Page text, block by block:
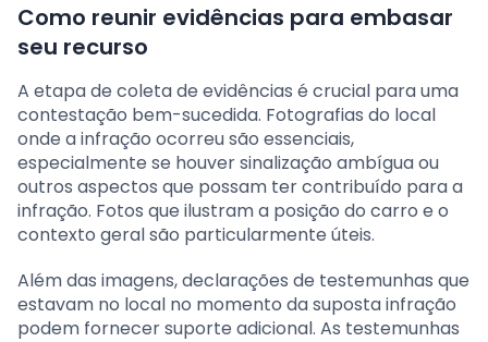
Como reunir evidências para embasar
seu recurso
A etapa de coleta de evidências é crucial para uma
contestação bem-sucedida. Fotografias do local
onde a infração ocorreu são essenciais,
especialmente se houver sinalização ambígua ou
outros aspectos que possam ter contribuído para a
infração. Fotos que ilustram a posição do carro e o
contexto geral são particularmente úteis.
Além das imagens, declarações de testemunhas que
estavam no local no momento da suposta infração
podem fornecer suporte adicional. As testemunhas